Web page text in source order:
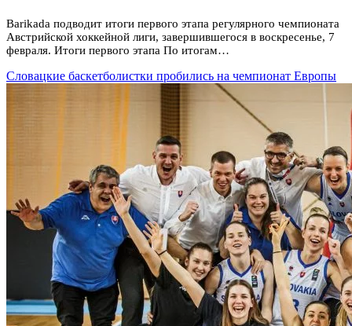
Barikada подводит итоги первого этапа регулярного чемпионата
Австрийской хоккейной лиги, завершившегося в воскресенье, 7
февраля. Итоги первого этапа По итогам…
Словацкие баскетболистки пробились на чемпионат Европы